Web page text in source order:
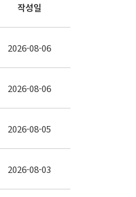
작성일
2026-08-06
2026-08-06
2026-08-05
2026-08-03